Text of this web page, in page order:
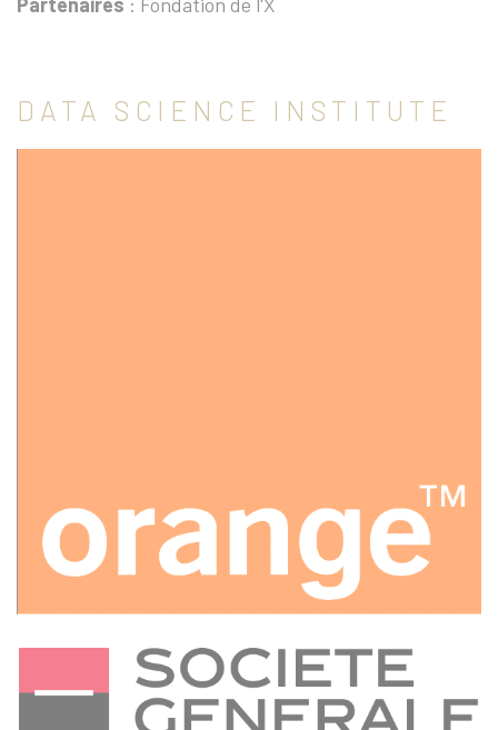
DATA SCIENCE INSTITUTE